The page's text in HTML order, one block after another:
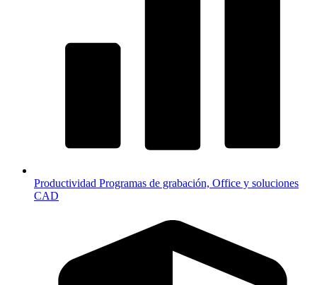
Productividad Programas de grabación, Office y soluciones
CAD